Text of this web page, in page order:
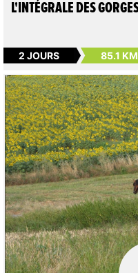
L'INTÉGRALE DES
2 JOURS 85.1 KM